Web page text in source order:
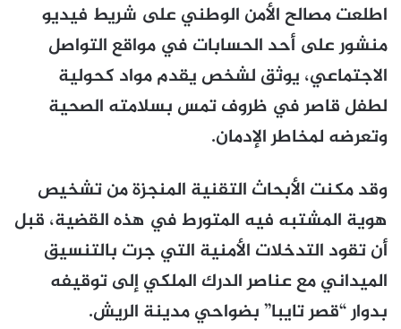
اطلعت مصالح الأمن الوطني على شريط فيديو
منشور على أحد الحسابات في مواقع التواصل
الاجتماعي، يوثق لشخص يقدم مواد كحولية
لطفل قاصر في ظروف تمس بسلامته الصحية
وتعرضه لمخاطر الإدمان.
وقد مكنت الأبحاث التقنية المنجزة من تشخيص
هوية المشتبه فيه المتورط في هذه القضية، قبل
أن تقود التدخلات الأمنية التي جرت بالتنسيق
الميداني مع عناصر الدرك الملكي إلى توقيفه
بدوار “قصر تايبا” بضواحي مدينة الريش.